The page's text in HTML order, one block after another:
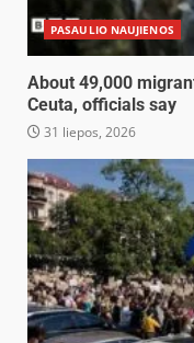
PASAULIO NAUJIENOS
About 49,000
Ceuta, officials say
31 liepos, 2026